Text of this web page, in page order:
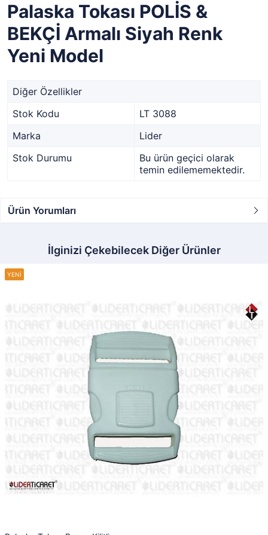
Palaska Tokası POLİS &
BEKÇİ Armalı Siyah Renk
Yeni Model
Diğer Özellikler
Stok Kodu
LT 3088
Marka
Lider
Stok Durumu
Bu ürün geçici olarak
temin edilememektedir.
Ürün Yorumları
İlginizi Çekebilecek Diğer Ürünler